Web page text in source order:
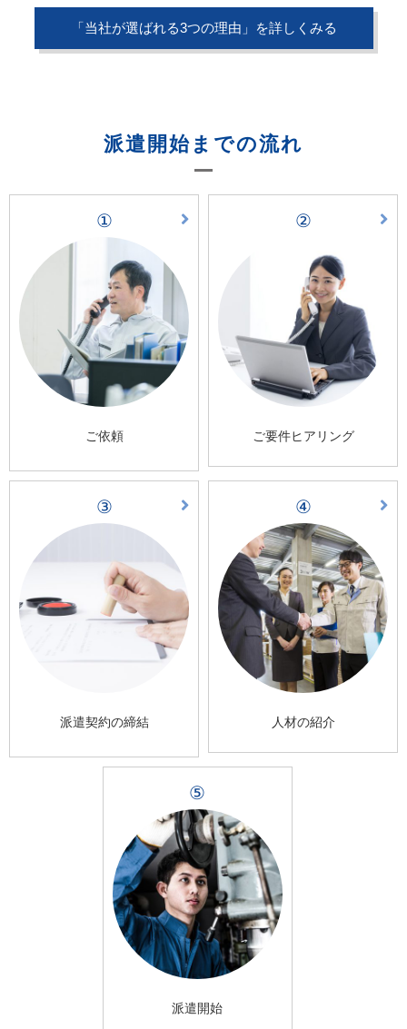
「当社が選ばれる3つの理由」を詳しくみる
派遣開始までの流れ
①
ご依頼
②
ご要件ヒアリング
③
派遣契約の締結
④
人材の紹介
⑤
派遣開始